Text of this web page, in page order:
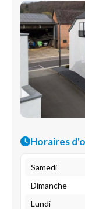
Horaires
Samedi
Dimanche
Lundi